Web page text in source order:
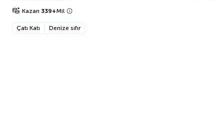
Kazan 339+Mil
Çatı Katı Denize sıfır